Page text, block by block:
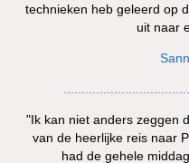
technieken heb geleerd op
uit naar
"Ik kan niet anders zeggen
van de heerlijke reis naar
had de gehele